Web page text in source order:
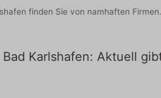
finden Sie von namhaften
Karlshafen: Aktuell